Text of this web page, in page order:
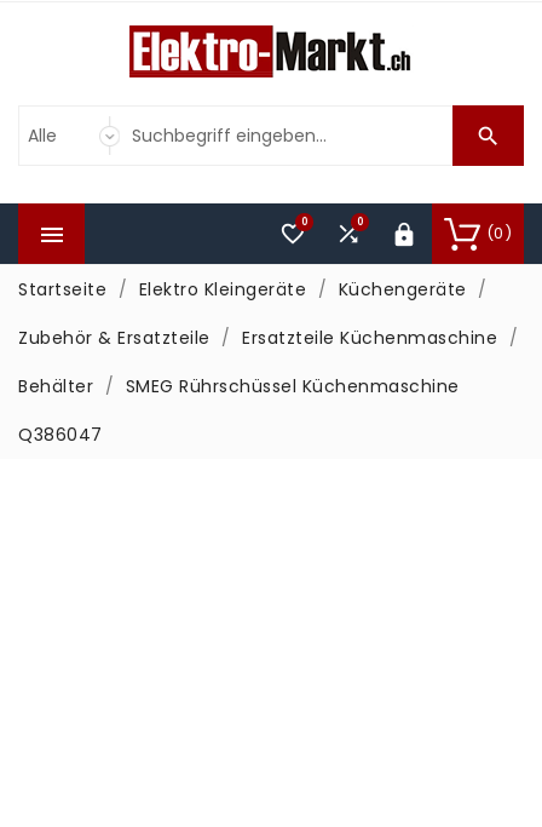

 (0)

0
0
Startseite Elektro Kleingeräte
Küchengeräte
Zubehör & Ersatzteile
Ersatzteile Küchenmaschine
Behälter
SMEG Rührschüssel Küchenmaschine
Q386047